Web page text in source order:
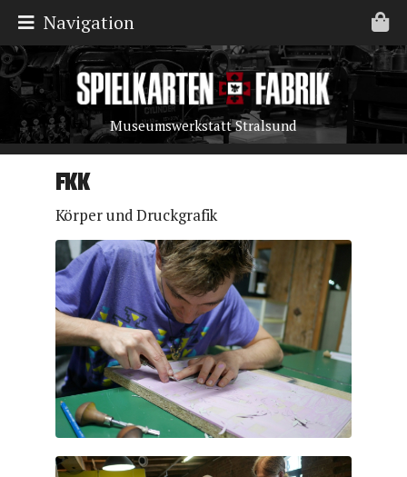
Museumswerkstatt Stralsund
Navigation
FKK
Körper und Druckgrafik